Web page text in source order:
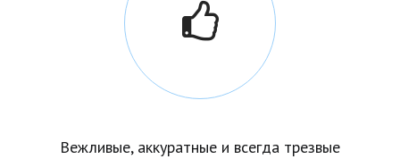
Вежливые, аккуратные и всегда трезвые